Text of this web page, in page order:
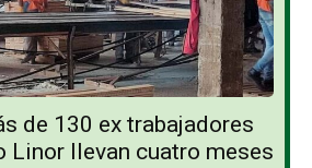
de 130 ex trabajadores
Linor llevan cuatro meses